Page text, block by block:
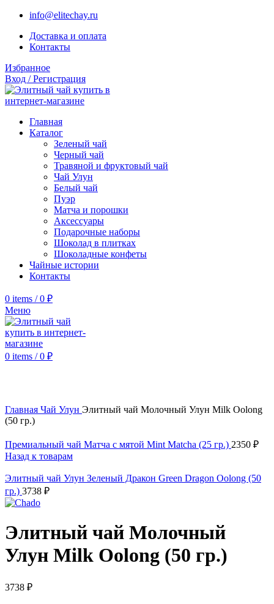
info@elitechay.ru
Доставка и оплата
Контакты
Избранное
Вход / Регистрация
Главная
Каталог
Зеленый чай
Черный чай
Травяной и фруктовый чай
Чай Улун
Белый чай
Пуэр
Матча и порошки
Аксессуары
Подарочные наборы
Шоколад в плитках
Шоколадные конфеты
Чайные истории
Контакты
0 items / 0 ₽
Меню
0 items / 0 ₽
Главная Чай Улун Элитный чай Молочный Улун Milk Oolong
(50 гр.)
Премиальный чай Матча с мятой Mint Matcha (25 гр.) 2350 ₽
Назад к товарам
Элитный чай Улун Зеленый Дракон Green Dragon Oolong (50
гр.) 3738 ₽
Элитный чай Молочный
Улун Milk Oolong (50 гр.)
3738 ₽